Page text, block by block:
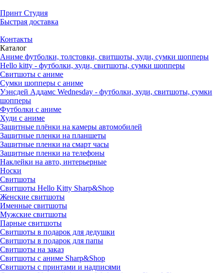
Принт Студия
Быстрая доставка
Контакты
Каталог
Аниме футболки, толстовки, свитшоты, худи, сумки шопперы
Hello kitty - футболки, худи, свитшоты, сумки шопперы
Свитшоты с аниме
Сумки шопперы с аниме
Уэнсдей Аддамс Wednesday - футболки, худи, свитшоты, сумки
шопперы
Футболки с аниме
Худи с аниме
Защитные плёнки на камеры автомобилей
Защитные пленки на планшеты
Защитные пленки на смарт часы
Защитные пленки на телефоны
Наклейки на авто, интерьерные
Носки
Свитшоты
Cвитшоты Hello Kitty Sharp&Shop
Женские свитшоты
Именные свитшоты
Мужские свитшоты
Парные свитшоты
Свитшоты в подарок для дедушки
Свитшоты в подарок для папы
Свитшоты на заказ
Свитшоты с аниме Sharp&Shop
Свитшоты с принтами и надписями